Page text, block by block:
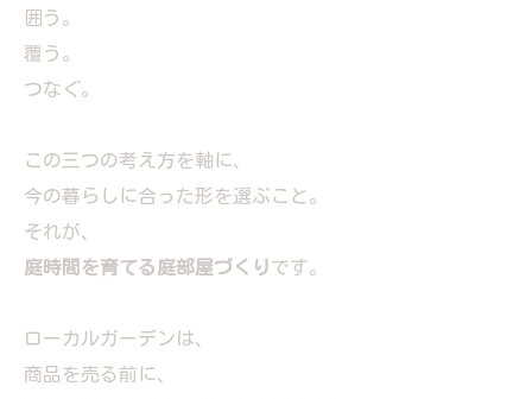
囲う。
覆う。
つなぐ。
この三つの考え方を軸に、
今の暮らしに合った形を選ぶこと。
それが、
庭時間を育てる庭部屋づくりです。
ローカルガーデンは、
商品を売る前に、